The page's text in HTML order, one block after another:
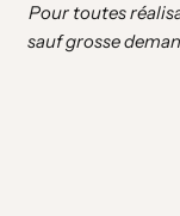
Pour toutes
sauf grosse